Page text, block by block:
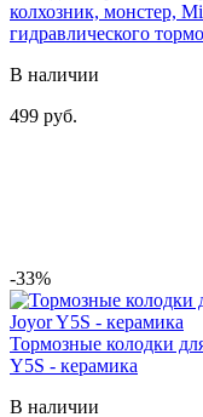
колхозник, монстер,
гидравлического
В наличии
499 руб.
-33%
Тормозные колодки
Y5S - керамика
В наличии